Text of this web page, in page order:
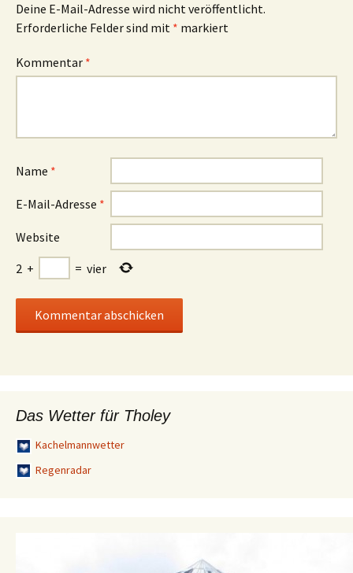
Deine E-Mail-Adresse wird nicht veröffentlicht.
Erforderliche Felder sind mit * markiert
Kommentar *
Name *
E-Mail-Adresse *
Website
2 + = vier
Das Wetter für Tholey
Kachelmannwetter
Regenradar